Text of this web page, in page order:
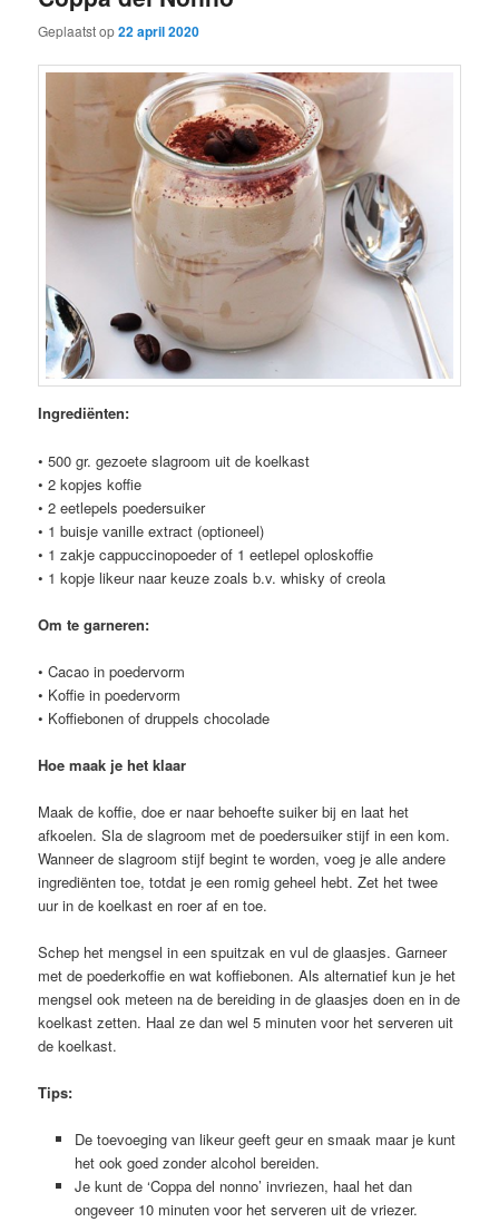
Geplaatst op22 april 2020
Ingrediënten:
• 500 gr. gezoete slagroom uit de koelkast
• 2 kopjes koffie
• 2 eetlepels poedersuiker
• 1 buisje vanille extract (optioneel)
• 1 zakje cappuccinopoeder of 1 eetlepel oploskoffie
• 1 kopje likeur naar keuze zoals b.v. whisky of creola
Om te garneren:
• Cacao in poedervorm
• Koffie in poedervorm
• Koffiebonen of druppels chocolade
Hoe maak je het klaar
Maak de koffie, doe er naar behoefte suiker bij en laat het
afkoelen. Sla de slagroom met de poedersuiker stijf in een kom.
Wanneer de slagroom stijf begint te worden, voeg je alle andere
ingrediënten toe, totdat je een romig geheel hebt. Zet het twee
uur in de koelkast en roer af en toe.
Schep het mengsel in een spuitzak en vul de glaasjes. Garneer
met de poederkoffie en wat koffiebonen. Als alternatief kun je het
mengsel ook meteen na de bereiding in de glaasjes doen en in de
koelkast zetten. Haal ze dan wel 5 minuten voor het serveren uit
de koelkast.
Tips:
De toevoeging van likeur geeft geur en smaak maar je kunt
het ook goed zonder alcohol bereiden.
Je kunt de ‘Coppa del nonno’ invriezen, haal het dan
ongeveer 10 minuten voor het serveren uit de vriezer.